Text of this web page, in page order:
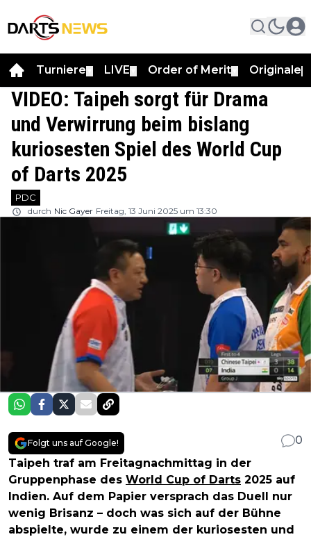
Turniere LIVE Order of Merit Originale
VIDEO: Taipeh sorgt für Drama
und Verwirrung beim bislang
kuriosesten Spiel des World Cup
of Darts 2025
PDC
durch Nic Gayer Freitag, 13 Juni 2025 um 13:30
Folgt uns auf Google!
0
Taipeh traf am Freitagnachmittag in der
Gruppenphase des World Cup of Darts 2025 auf
Indien. Auf dem Papier versprach das Duell nur
wenig Brisanz – doch was sich auf der Bühne
abspielte, wurde zu einem der kuriosesten und